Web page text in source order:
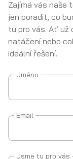
Zajímá vás naše
jen poradit, co
tu pro vás. Ať už
natáčení nebo
ideální řešení.
Jméno
Email
Jsme tu pro vás